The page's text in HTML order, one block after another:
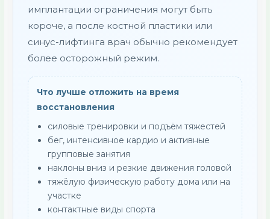
имплантации ограничения могут быть
короче, а после костной пластики или
синус-лифтинга врач обычно рекомендует
более осторожный режим.
Что лучше отложить на время
восстановления
силовые тренировки и подъём тяжестей
бег, интенсивное кардио и активные
групповые занятия
наклоны вниз и резкие движения головой
тяжёлую физическую работу дома или на
участке
контактные виды спорта